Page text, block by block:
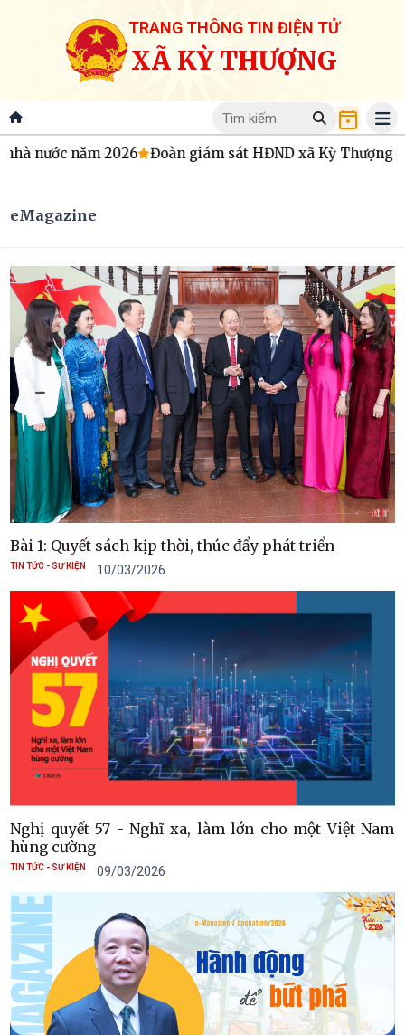
TRANG THÔNG TIN ĐIỆN TỬ
XÃ KỲ THƯỢNG
năm 2026 Đoàn giám sát HĐND xã Kỳ Thượng làm
eMagazine
Bài 1: Quyết sách kịp thời, thúc đẩy phát triển
TIN TỨC - SỰ KIỆN 10/03/2026
Nghị quyết 57 - Nghĩ xa, làm lớn cho một Việt Nam
hùng cường
TIN TỨC - SỰ KIỆN 09/03/2026